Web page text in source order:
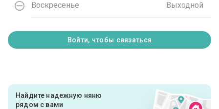
Воскресенье Выходной
Войти, чтобы связаться
Найдите надежную няню
рядом с вами